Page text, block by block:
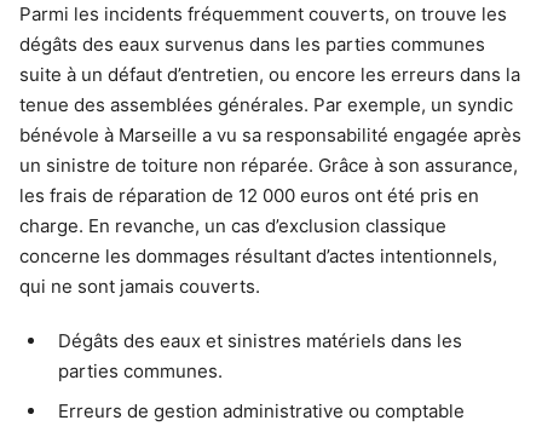
Parmi les incidents fréquemment couverts, on trouve les
dégâts des eaux survenus dans les parties communes
suite à un défaut d’entretien, ou encore les erreurs dans la
tenue des assemblées générales. Par exemple, un syndic
bénévole à Marseille a vu sa responsabilité engagée après
un sinistre de toiture non réparée. Grâce à son assurance,
les frais de réparation de 12 000 euros ont été pris en
charge. En revanche, un cas d’exclusion classique
concerne les dommages résultant d’actes intentionnels,
qui ne sont jamais couverts.
Dégâts des eaux et sinistres matériels dans les
parties communes.
Erreurs de gestion administrative ou comptable